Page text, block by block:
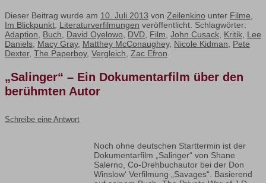
Dieser Beitrag wurde am 10. Juli 2013 von Zeilenkino unter Filme
Im Blickpunkt Literaturverfilmungen veröffentlicht. Schlagwörter:
Adaption
Buch David Oyelowo DVD Film John Cusack Kritik Lee
Daniels Macy Gray, Matthey McConaughey, Nicole Kidman
Pete
Dexter, The Paperboy, Vergleich Zac Efron
„Salinger“ – Ein Dokumentarfilm über den
berühmten Autor
Schreibe eine Antwort
Noch ohne deutschen Starttermin ist der
Dokumentarfilm „Salinger“ von Shane
Salerno, Co-Drehbuchautor bei der Don
Winslow‘ Verfilmung „Savages“. Basierend